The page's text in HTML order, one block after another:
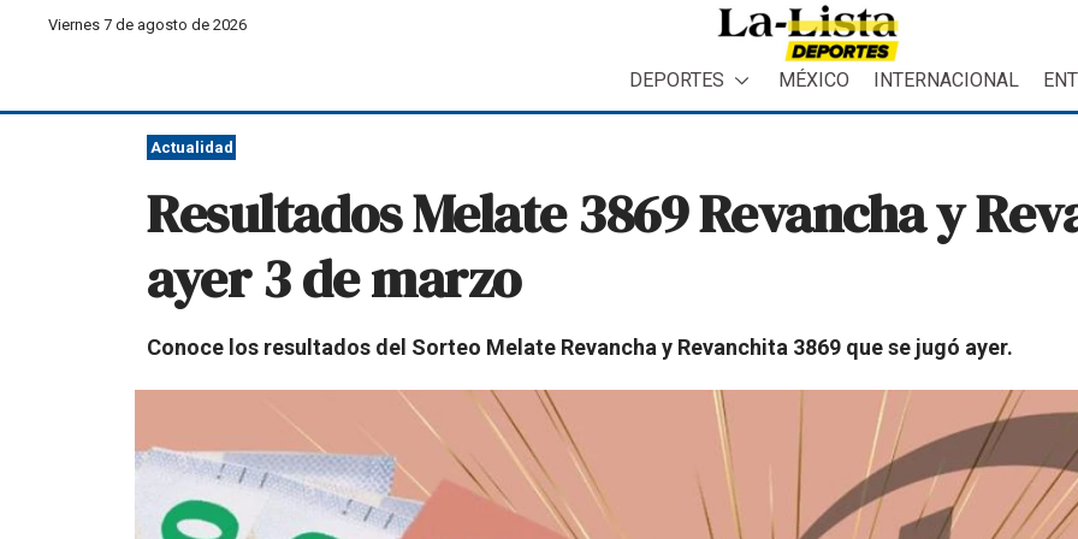
Viernes 7 de agosto de 2026
DEPORTES MÉXICO INTERNACIONAL
Actualidad
Resultados Melate 3869 Revancha y
ayer 3 de marzo
Conoce los resultados del Sorteo Melate Revancha y Revanchita 3869 que se jugó ayer.